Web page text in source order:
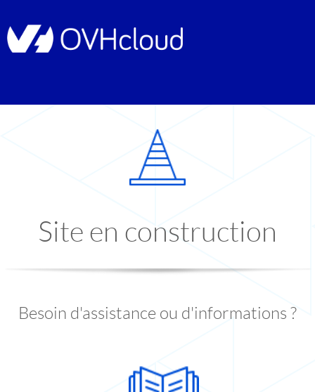
Site en construction
Besoin d'assistance ou d'informations ?